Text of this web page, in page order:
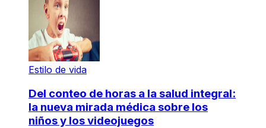
Estilo de vida
Del conteo de horas a la salud integral:
la nueva mirada médica sobre los
niños y los videojuegos